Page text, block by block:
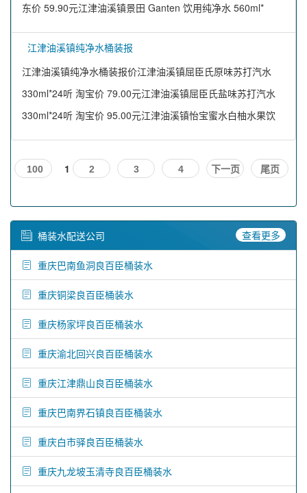
东价 59.90元江津油溪镇景田 Ganten 饮用纯净水 560ml*
江津油溪镇纯净水桶装报
江津油溪镇纯净水桶装报价江津油溪镇屈臣氏原味苏打汽水
330ml*24听 淘宝价 79.00元江津油溪镇屈臣氏盐味苏打汽水
330ml*24听 淘宝价 95.00元江津油溪镇怡宝蜜水白柚水果饮
100 1 2 3 4 下一页 尾页
桶装水配送公司 查看更多
重庆巴南鱼洞良百臣桶装水
重庆铜梁良百臣桶装水
重庆杨家坪良百臣桶装水
重庆渝北回兴良百臣桶装水
重庆江津鼎山良百臣桶装水
重庆巴南界石镇良百臣桶装水
重庆白市驿良百臣桶装水
重庆九龙坡玉清寺良百臣桶装水